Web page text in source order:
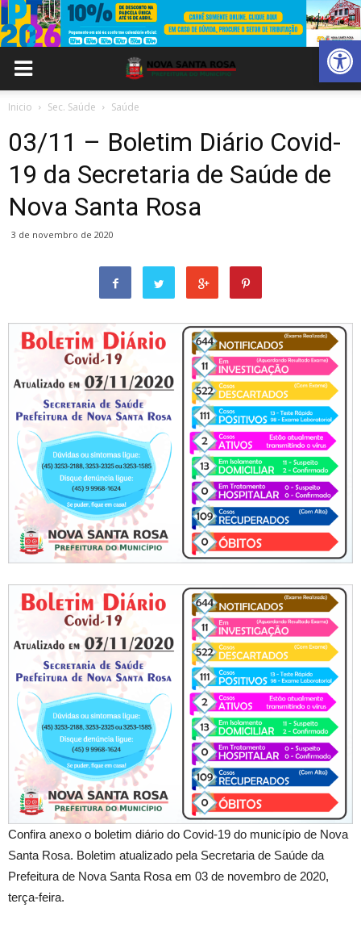
Abrir
Inicio Sec. Saúde Saúde
03/11 – Boletim Diário Covid-
19 da Secretaria de Saúde de
Nova Santa Rosa
3 de novembro de 2020
Confira anexo o boletim diário do Covid-19 do município de Nova
Santa Rosa. Boletim atualizado pela Secretaria de Saúde da
Prefeitura de Nova Santa Rosa em 03 de novembro de 2020,
terça-feira.